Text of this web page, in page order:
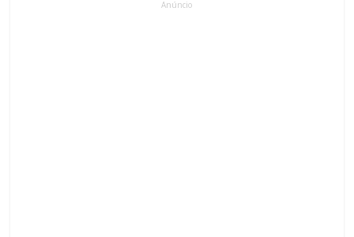
Anúncio